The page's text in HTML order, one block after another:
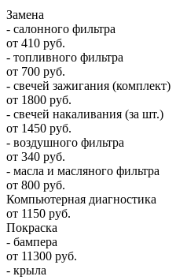
Замена
- салонного фильтра
от 410 руб.
- топливного фильтра
от 700 руб.
- свечей зажигания (комплект)
от 1800 руб.
- свечей накаливания (за шт.)
от 1450 руб.
- воздушного фильтра
от 340 руб.
- масла и масляного фильтра
от 800 руб.
Компьютерная диагностика
от 1150 руб.
Покраска
- бампера
от 11300 руб.
- крыла